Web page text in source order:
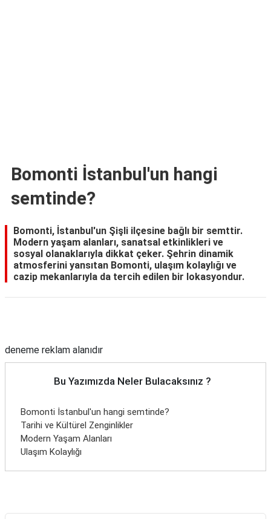
Bomonti İstanbul'un hangi
semtinde?
Bomonti, İstanbul'un Şişli ilçesine bağlı bir semttir.
Modern yaşam alanları, sanatsal etkinlikleri ve
sosyal olanaklarıyla dikkat çeker. Şehrin dinamik
atmosferini yansıtan Bomonti, ulaşım kolaylığı ve
cazip mekanlarıyla da tercih edilen bir lokasyondur.
deneme reklam alanıdır
Bu Yazımızda Neler Bulacaksınız ?
Bomonti İstanbul'un hangi semtinde?
Tarihi ve Kültürel Zenginlikler
Modern Yaşam Alanları
Ulaşım Kolaylığı